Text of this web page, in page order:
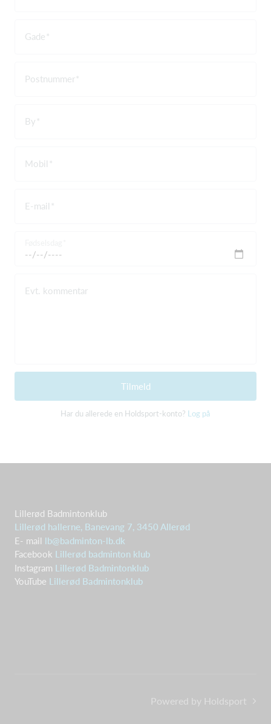
Gade
Postnummer
By
Mobil
E-mail
Evt. kommentar
Tilmeld
Har du allerede en Holdsport-konto? Log på
Lillerød Badmintonklub
Lillerød hallerne, Banevang 7, 3450 Allerød
E- mail lb@badminton-lb.dk
Facebook Lillerød badminton klub
Instagram Lillerød Badmintonklub
YouTube Lillerød Badmintonklub
Powered by Holdsport